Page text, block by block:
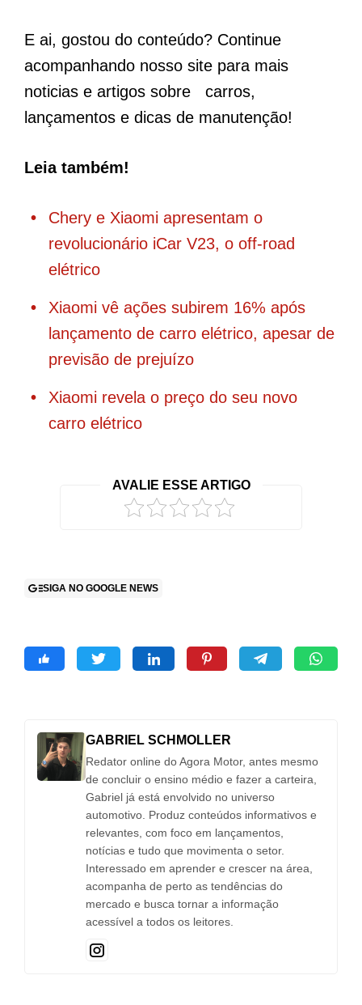
E ai, gostou do conteúdo? Continue
acompanhando nosso site para mais
noticias e artigos sobre carros,
lançamentos e dicas de manutenção!
Leia também!
Chery e Xiaomi apresentam o
revolucionário iCar V23, o off-road
elétrico
Xiaomi vê ações subirem 16% após
lançamento de carro elétrico, apesar de
previsão de prejuízo
Xiaomi revela o preço do seu novo
carro elétrico
AVALIE ESSE ARTIGO
SIGA NO GOOGLE NEWS
GABRIEL SCHMOLLER
Redator online do Agora Motor, antes mesmo
de concluir o ensino médio e fazer a carteira,
Gabriel já está envolvido no universo
automotivo. Produz conteúdos informativos e
relevantes, com foco em lançamentos,
notícias e tudo que movimenta o setor.
Interessado em aprender e crescer na área,
acompanha de perto as tendências do
mercado e busca tornar a informação
acessível a todos os leitores.